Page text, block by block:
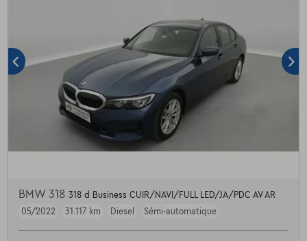
BMW 318 318 d Business CUIR/NAVI/FULL LED/JA/PDC AV AR
05/2022
31.117 km Diesel Sémi-automatique